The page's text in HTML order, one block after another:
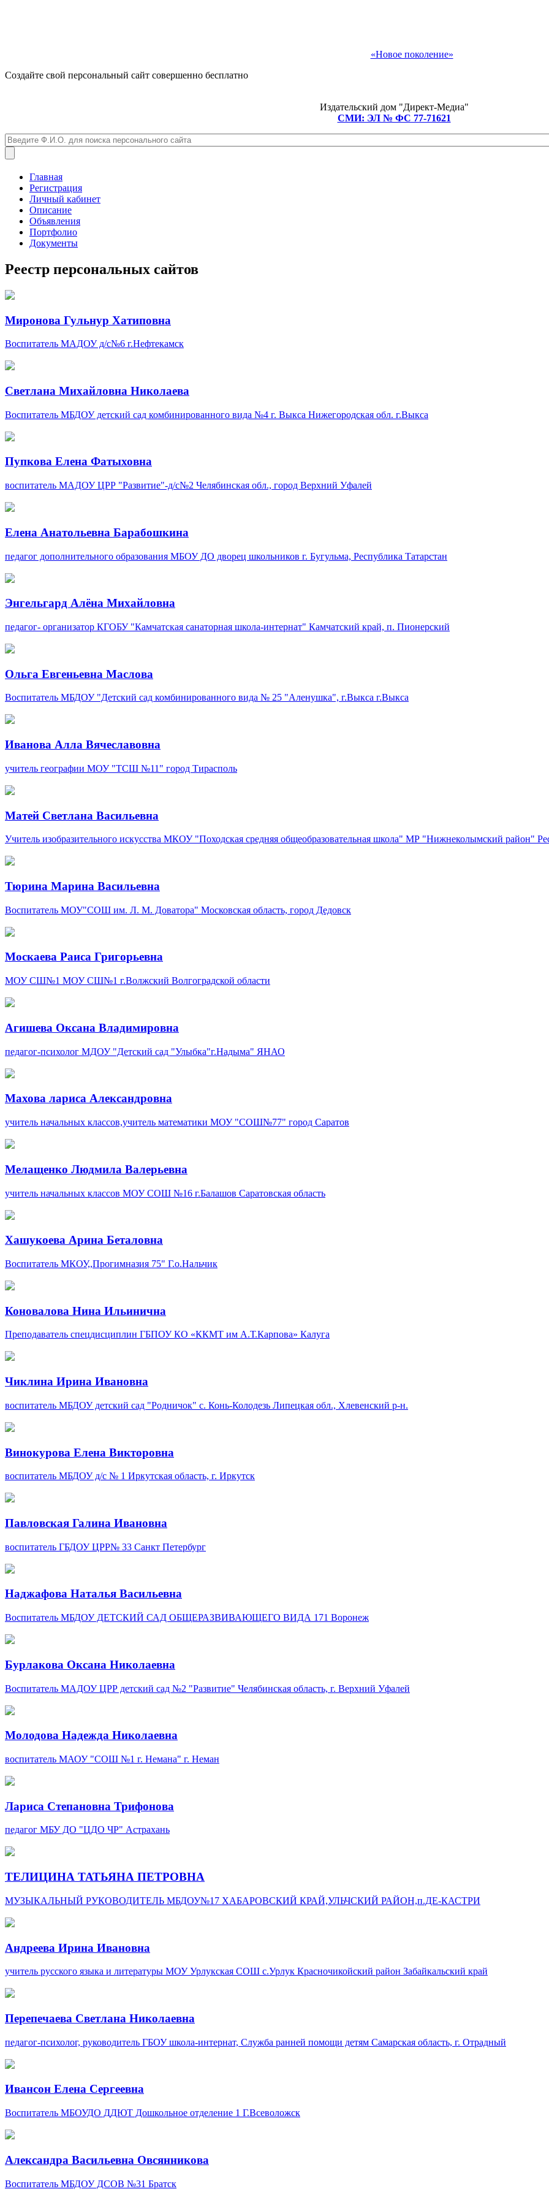
«Новое поколение»
Создайте свой персональный сайт совершенно бесплатно
Издательский дом "Директ-Медиа"
СМИ: ЭЛ № ФС 77-71621
Главная
Регистрация
Личный кабинет
Описание
Объявления
Портфолио
Документы
Реестр персональных сайтов
Миронова Гульнур Хатиповна
Воспитатель МАДОУ д/с№6 г.Нефтекамск
Светлана Михайловна Николаева
Воспитатель МБДОУ детский сад комбинированного вида №4 г. Выкса Нижегородская обл. г.Выкса
Пупкова Елена Фатыховна
воспитатель МАДОУ ЦРР "Развитие"-д/с№2 Челябинская обл., город Верхний Уфалей
Елена Анатольевна Барабошкина
педагог дополнительного образования МБОУ ДО дворец школьников г. Бугульма, Республика Татарстан
Энгельгард Алёна Михайловна
педагог- организатор КГОБУ "Камчатская санаторная школа-интернат" Камчатский край, п. Пионерский
Ольга Евгеньевна Маслова
Воспитатель МБДОУ "Детский сад комбинированного вида № 25 "Аленушка", г.Выкса г.Выкса
Иванова Алла Вячеславовна
учитель географии МОУ "ТСШ №11" город Тирасполь
Матей Светлана Васильевна
Учитель изобразительного искусства МКОУ "Походская средняя общеобразовательная школа" МР "Нижнеколымский район"
Тюрина Марина Васильевна
Воспитатель МОУ"СОШ им. Л. М. Доватора" Московская область, город Дедовск
Москаева Раиса Григорьевна
МОУ СШ№1 МОУ СШ№1 г.Волжский Волгоградской области
Агишева Оксана Владимировна
педагог-психолог МДОУ "Детский сад "Улыбка"г.Надыма" ЯНАО
Махова лариса Александровна
учитель начальных классов,учитель математики МОУ "СОШ№77" город Саратов
Мелащенко Людмила Валерьевна
учитель начальных классов МОУ СОШ №16 г.Балашов Саратовская область
Хашукоева Арина Беталовна
Воспитатель МКОУ,,Прогимназия 75" Г.о.Нальчик
Коновалова Нина Ильинична
Преподаватель спецдисциплин ГБПОУ КО «ККМТ им А.Т.Карпова» Калуга
Чиклина Ирина Ивановна
воспитатель МБДОУ детский сад "Родничок" с. Конь-Колодезь Липецкая обл., Хлевенский р-н.
Винокурова Елена Викторовна
воспитатель МБДОУ д/с № 1 Иркутская область, г. Иркутск
Павловская Галина Ивановна
воспитатель ГБДОУ ЦРР№ 33 Санкт Петербург
Наджафова Наталья Васильевна
Воспитатель МБДОУ ДЕТСКИЙ САД ОБЩЕРАЗВИВАЮЩЕГО ВИДА 171 Воронеж
Бурлакова Оксана Николаевна
Воспитатель МАДОУ ЦРР детский сад №2 "Развитие" Челябинская область, г. Верхний Уфалей
Молодова Надежда Николаевна
воспитатель МАОУ "СОШ №1 г. Немана" г. Неман
Лариса Степановна Трифонова
педагог МБУ ДО "ЦДО ЧР" Астрахань
ТЕЛИЦИНА ТАТЬЯНА ПЕТРОВНА
МУЗЫКАЛЬНЫЙ РУКОВОДИТЕЛЬ МБДОУ№17 ХАБАРОВСКИЙ КРАЙ,УЛЬЧСКИЙ РАЙОН,п.ДЕ-КАСТРИ
Андреева Ирина Ивановна
учитель русского языка и литературы МОУ Урлукская СОШ с.Урлук Красночикойский район Забайкальский край
Перепечаева Светлана Николаевна
педагог-психолог, руководитель ГБОУ школа-интернат, Служба ранней помощи детям Самарская область, г. Отрадный
Ивансон Елена Сергеевна
Воспитатель МБОУДО ДДЮТ Дошкольное отделение 1 Г.Всеволожск
Александра Васильевна Овсянникова
Воспитатель МБДОУ ДСОВ №31 Братск